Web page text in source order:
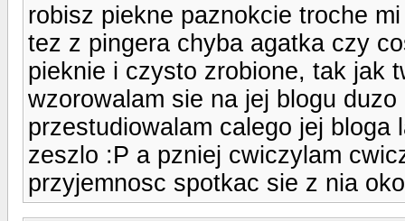
robisz piekne paznokcie troche
tez z pingera chyba agatka czy
pieknie i czysto zrobione, tak jak
wzorowalam sie na jej blogu
przestudiowalam calego jej
zeszlo :P a pzniej cwiczylam
przyjemnosc spotkac sie z nia